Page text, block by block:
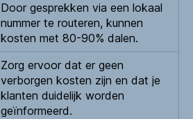
Door gesprekken via een lokaal
nummer te routeren, kunnen
kosten met 80-90% dalen.
Zorg ervoor dat er geen
verborgen kosten zijn en dat je
klanten duidelijk worden
geïnformeerd.